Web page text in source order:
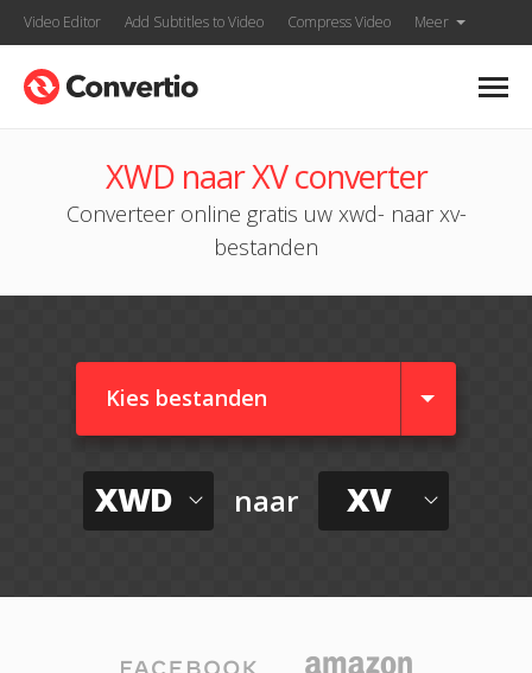
Video Editor Add Subtitles to Video Compress Video Meer
XWD naar XV converter
Converteer online gratis uw xwd- naar xv-
bestanden
Kies bestanden
XWD naar XV